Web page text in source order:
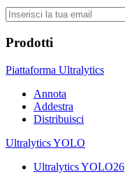
Prodotti
Piattaforma Ultralytics
Annota
Addestra
Distribuisci
Ultralytics YOLO
Ultralytics YOLO26